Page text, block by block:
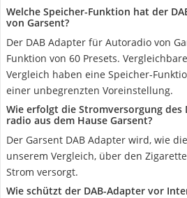
Welche Speicher-Funktion hat der
von Garsent?
Der DAB Adapter für Autoradio von
Funktion von 60 Presets.
Vergleich haben eine Speicher-
einer unbegrenzten Voreinstellung.
Wie erfolgt die Stromversorgung des
radio aus dem Hause Garsent?
Der Garsent DAB Adapter wird, wie
unserem Vergleich, über den
Strom versorgt.
Wie schützt der DAB-Adapter vor